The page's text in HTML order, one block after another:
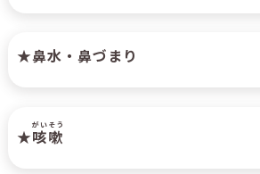
★鼻水・鼻づまり
★咳嗽
がいそう